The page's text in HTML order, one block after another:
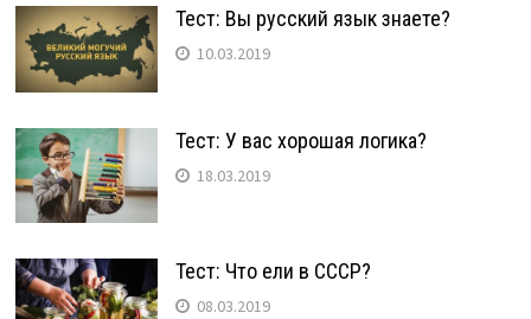
Тест: Вы русский язык знаете?
10.03.2019
Тест: У вас хорошая логика?
18.03.2019
Тест: Что ели в СССР?
08.03.2019